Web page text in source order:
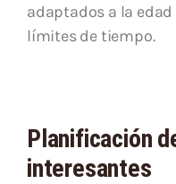
adaptados a la
límites de tiempo.
Planificación
interesantes